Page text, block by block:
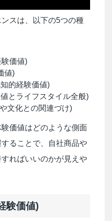
スは、以下の5つの種
価値)
値)
的経験価値)
とライフスタイル全般)
文化との関連づけ)
価値はどのような側面
ることで、自社商品や
ればいいのかが見えや
験価値)